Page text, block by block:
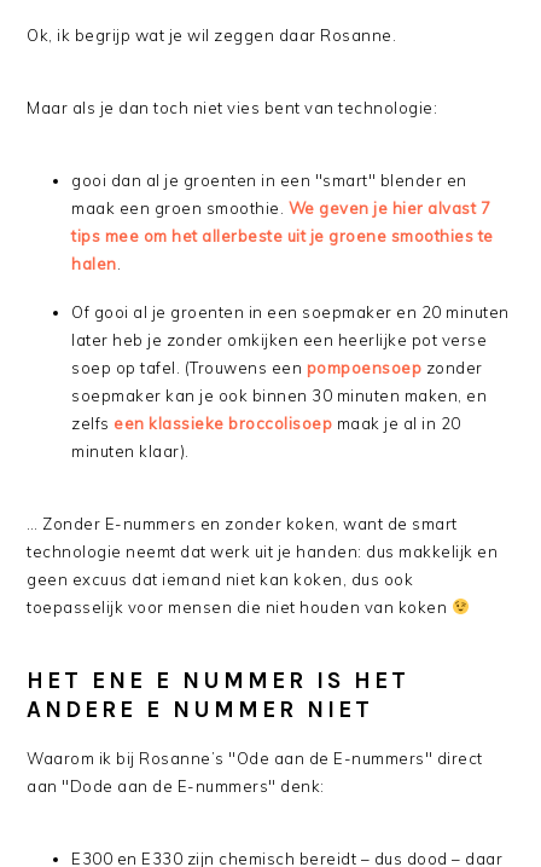
Ok, ik begrijp wat je wil zeggen daar Rosanne.
Maar als je dan toch niet vies bent van technologie:
gooi dan al je groenten in een "smart" blender en
maak een groen smoothie. We geven je hier alvast 7
tips mee om het allerbeste uit je groene smoothies te
halen
Of gooi al je groenten in een soepmaker en 20 minuten
later heb je zonder omkijken een heerlijke pot verse
soep op tafel. (Trouwens een pompoensoep zonder
soepmaker kan je ook binnen 30 minuten maken, en
zelfs een klassieke broccolisoep maak je al in 20
minuten klaar).
… Zonder E-nummers en zonder koken, want de smart
technologie neemt dat werk uit je handen: dus makkelijk en
geen excuus dat iemand niet kan koken, dus ook
toepasselijk voor mensen die niet houden van koken
HET ENE E NUMMER IS HET
ANDERE E NUMMER NIET
Waarom ik bij Rosanne’s "Ode aan de E-nummers" direct
aan "Dode aan de E-nummers" denk:
E300 en E330 zijn chemisch bereidt – dus dood – daar